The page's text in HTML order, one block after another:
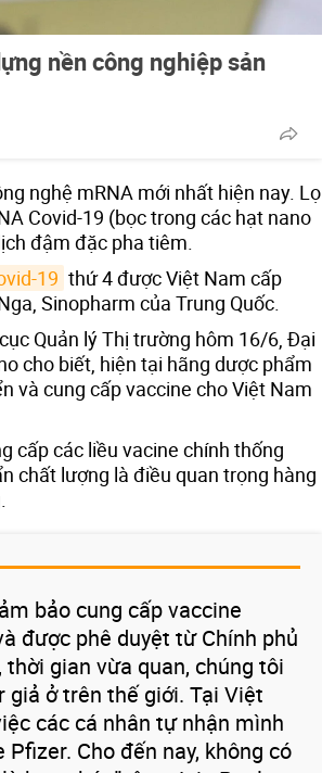
nền công nghiệp sản
nghệ mRNA mới nhất hiện nay. Lọ
Covid-19 (bọc trong các hạt nano
đậm đặc pha tiêm.
19 thứ 4 được Việt Nam cấp
Sinopharm của Trung Quốc.
Quản lý Thị trường hôm 16/6, Đại
cho biết, hiện tại hãng dược phẩm
và cung cấp vaccine cho Việt Nam
cấp các liều vacine chính thống
chất lượng là điều quan trọng hàng
bảo cung cấp vaccine
được phê duyệt từ Chính phủ
gian vừa quan, chúng tôi
giả ở trên thế giới. Tại Việt
các cá nhân tự nhận mình
Cho đến nay, không có